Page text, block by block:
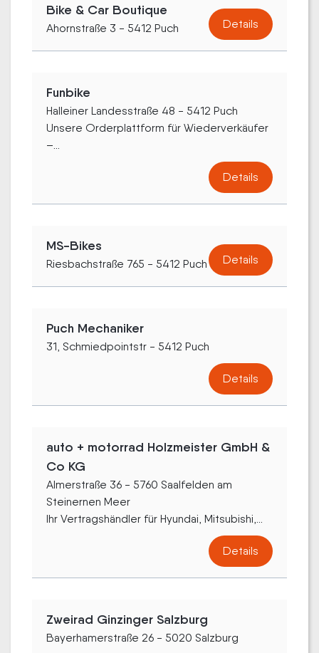
Bike & Car Boutique
Ahornstraße 3 - 5412 Puch Details
Funbike
Halleiner Landesstraße 48 - 5412 Puch
Unsere Orderplattform für Wiederverkäufer
–...
Details
MS-Bikes
Riesbachstraße 765 - 5412 Puch Details
Puch Mechaniker
31, Schmiedpointstr - 5412 Puch
Details
auto + motorrad Holzmeister GmbH &
Co KG
Almerstraße 36 - 5760 Saalfelden am
Steinernen Meer
Ihr Vertragshändler für Hyundai, Mitsubishi,...
Details
Zweirad Ginzinger Salzburg
Bayerhamerstraße 26 - 5020 Salzburg